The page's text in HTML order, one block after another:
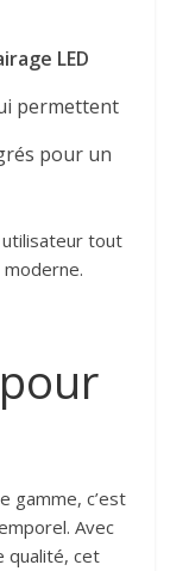
LED
permettent
pour un
utilisateur tout
moderne.
gamme, c’est
Avec
qualité, cet